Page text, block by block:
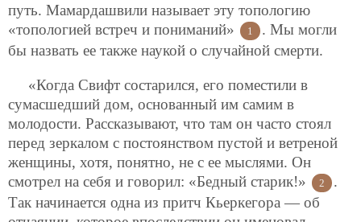
путь. Мамардашвили называет эту топологию
«топологией встреч и пониманий»
1
. Мы могли
бы назвать ее также наукой о случайной смерти.
«Когда Свифт состарился, его поместили в
сумасшедший дом, основанный им самим в
молодости. Рассказывают, что там он часто стоял
перед зеркалом с постоянством пустой и ветреной
женщины, хотя, понятно, не с ее мыслями. Он
смотрел на себя и говорил: «Бедный старик!»
2
.
Так начинается одна из притч Кьеркегора — об